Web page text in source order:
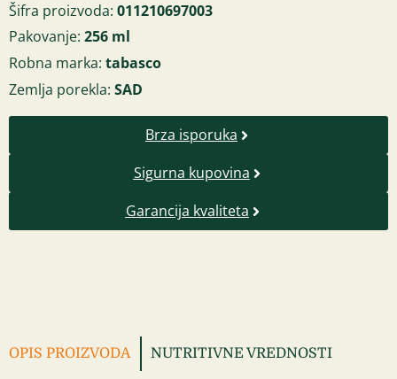
Šifra proizvoda: 011210697003
Pakovanje: 256 ml
Robna marka: tabasco
Zemlja porekla: SAD
Brza isporuka
Sigurna kupovina
Garancija kvaliteta
OPIS PROIZVODA NUTRITIVNE VREDNOSTI